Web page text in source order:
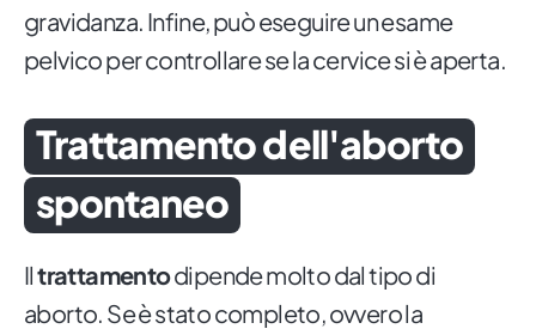
gravidanza. Infine, può eseguire un esame
pelvico per controllare se la cervice si è aperta.
Trattamento dell'aborto
spontaneo
Iltrattamentodipende molto dal tipo di
aborto. Se è stato completo, ovvero la